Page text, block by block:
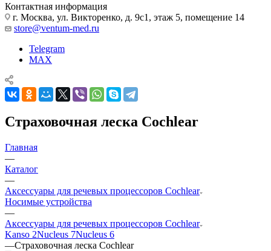
Контактная информация
г. Москва, ул. Викторенко, д. 9с1, этаж 5, помещение 14
store@ventum-med.ru
Telegram
MAX
Страховочная леска Cochlear
Главная
—
Каталог
—
Аксессуары для речевых процессоров Cochlear
Носимые устройства
—
Аксессуары для речевых процессоров Cochlear
Kanso 2Nucleus 7Nucleus 6
—Страховочная леска Cochlear